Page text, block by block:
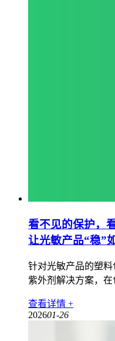
看不见的保护，
让光敏产品“稳”
针对光敏产品的塑
紫外剂解决方案，在
查看详情 +
202601-26